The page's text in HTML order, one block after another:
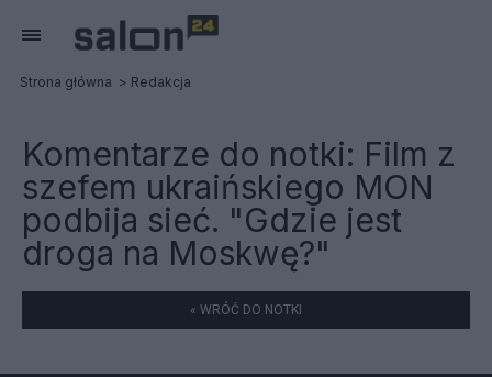
Strona główna Redakcja
Komentarze do notki: Film z
szefem ukraińskiego MON
podbija sieć. "Gdzie jest
droga na Moskwę?"
« WRÓĆ DO NOTKI